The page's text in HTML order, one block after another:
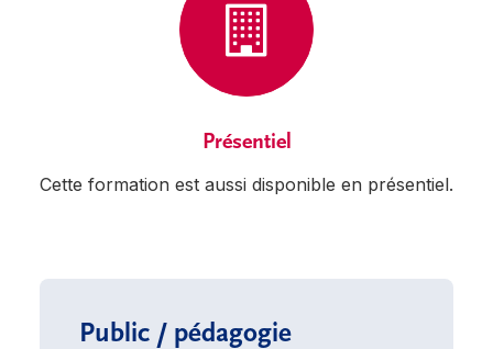
Présentiel
Cette formation est aussi disponible en présentiel.
Public / pédagogie